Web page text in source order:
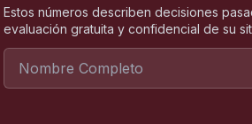
Estos números describen decisiones
evaluación gratuita y confidencial de su